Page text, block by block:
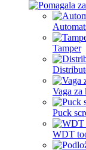
Tamper
Vaga za
Puck
WDT